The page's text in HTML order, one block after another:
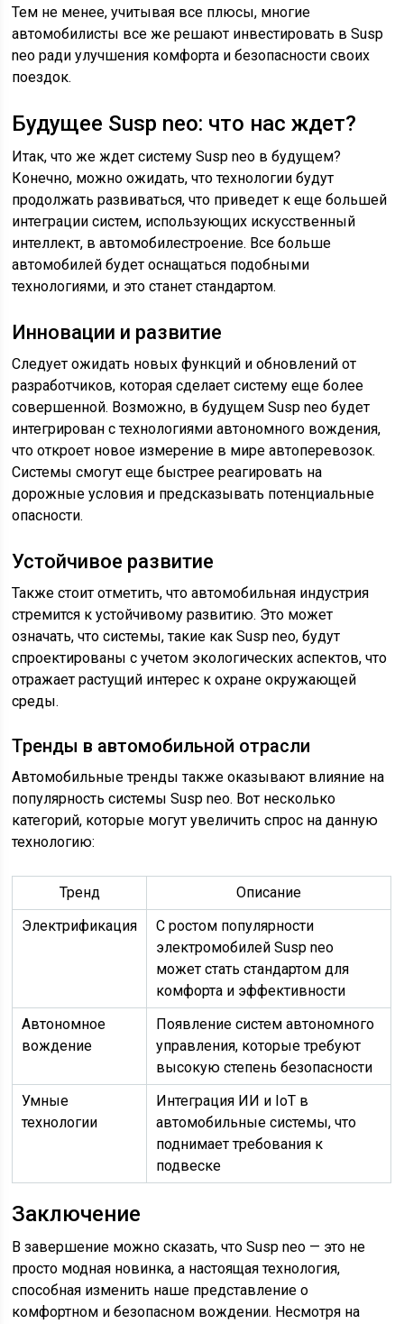
Тем не менее, учитывая все плюсы, многие
автомобилисты все же решают инвестировать в Susp
neo ради улучшения комфорта и безопасности своих
поездок.
Будущее Susp neo: что нас ждет?
Итак, что же ждет систему Susp neo в будущем?
Конечно, можно ожидать, что технологии будут
продолжать развиваться, что приведет к еще большей
интеграции систем, использующих искусственный
интеллект, в автомобилестроение. Все больше
автомобилей будет оснащаться подобными
технологиями, и это станет стандартом.
Инновации и развитие
Следует ожидать новых функций и обновлений от
разработчиков, которая сделает систему еще более
совершенной. Возможно, в будущем Susp neo будет
интегрирован с технологиями автономного вождения,
что откроет новое измерение в мире автоперевозок.
Системы смогут еще быстрее реагировать на
дорожные условия и предсказывать потенциальные
опасности.
Устойчивое развитие
Также стоит отметить, что автомобильная индустрия
стремится к устойчивому развитию. Это может
означать, что системы, такие как Susp neo, будут
спроектированы с учетом экологических аспектов, что
отражает растущий интерес к охране окружающей
среды.
Тренды в автомобильной отрасли
Автомобильные тренды также оказывают влияние на
популярность системы Susp neo. Вот несколько
категорий, которые могут увеличить спрос на данную
технологию:
Тренд
Описание
Электрификация
С ростом популярности
электромобилей Susp neo
может стать стандартом для
комфорта и эффективности
Автономное
вождение
Появление систем автономного
управления, которые требуют
высокую степень безопасности
Умные
технологии
Интеграция ИИ и IoT в
автомобильные системы, что
поднимает требования к
подвеске
Заключение
В завершение можно сказать, что Susp neo — это не
просто модная новинка, а настоящая технология,
способная изменить наше представление о
комфортном и безопасном вождении. Несмотря на